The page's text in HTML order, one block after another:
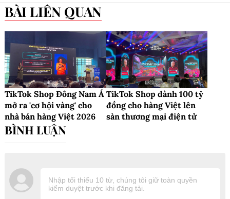
BÀI LIÊN QUAN
TikTok Shop Đông Nam Á
mở ra 'cơ hội vàng' cho
nhà bán hàng Việt 2026
TikTok Shop dành 100 tỷ
đồng cho hàng Việt lên
sàn thương mại điện tử